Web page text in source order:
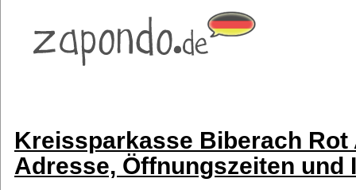
Kreissparkasse Biberach Rot
Adresse, Öffnungszeiten und